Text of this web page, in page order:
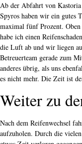
Ab der Abfahrt von
Spyros haben wir ein gutes
maximal fünf Prozent.
habe ich einen
die Luft ab und wir liegen
Betreuerteam gerade zum
anderes übrig, als uns
es nicht mehr. Die Zeit ist
Weiter zu
Nach dem Reifenwechsel
aufzuholen. Durch die